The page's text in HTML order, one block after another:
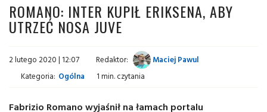
ROMANO: INTER KUPIŁ ERIKSENA, ABY
UTRZEĆ NOSA JUVE
2 lutego 2020 | 12:07 Redaktor:
Maciej Pawul
Kategoria: Ogólna 1 min. czytania
Fabrizio Romano wyjaśnił na łamach portalu